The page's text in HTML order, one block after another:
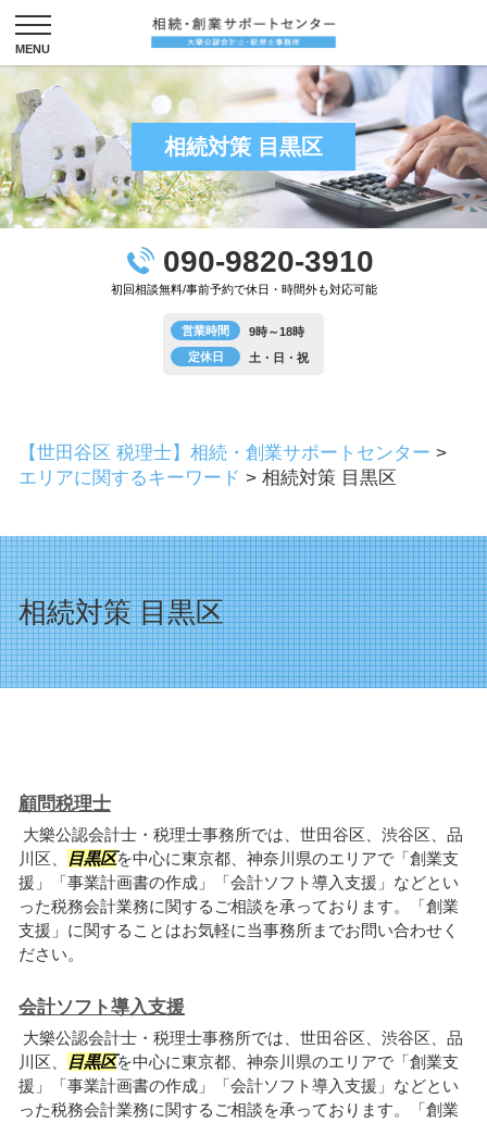
相続対策 目黒区
090-9820-3910
初回相談無料/事前予約で休日・時間外も対応可能
営業時間
9時～18時
定休日
土・日・祝
【世田谷区 税理士】相続・創業サポートセンター >
エリアに関するキーワード > 相続対策 目黒区
相続対策 目黒区
顧問税理士
大樂公認会計士・税理士事務所では、世田谷区、渋谷区、品
川区、
目黒区を中心に東京都、神奈川県のエリアで「創業支
援」「事業計画書の作成」「会計ソフト導入支援」などとい
った税務会計業務に関するご相談を承っております。「創業
支援」に関することはお気軽に当事務所までお問い合わせく
ださい。
会計ソフト導入支援
大樂公認会計士・税理士事務所では、世田谷区、渋谷区、品
川区、
目黒区を中心に東京都、神奈川県のエリアで「創業支
援」「事業計画書の作成」「会計ソフト導入支援」などとい
った税務会計業務に関するご相談を承っております。「創業